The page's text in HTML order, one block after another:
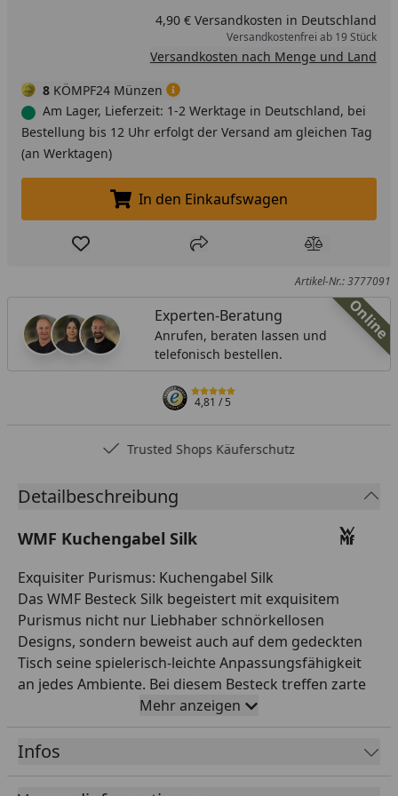
pflegeleicht, spülmaschinenfest, geschmacksneutral
und säurebeständig. · Spülmaschinenfest - WMF
gefertigt und zur mühelosen Reinigung
spülmaschinenfest.
4,90 € Versandkosten in Deutschland
Versandkostenfrei ab 19 Stück
Versandkosten nach Menge und Land
8 KÖMPF24 Münzen
Am Lager, Lieferzeit: 1-2 Werktage in Deutschland, bei
Bestellung bis 12 Uhr erfolgt der Versand am gleichen Tag
(an Werktagen)
In den Einkaufswagen legen
In den Einkaufswagen
Produkt zur Wunschliste hinzufügen
Teilen Produkt
Artikel-Nr.: 3777091
Online
Experten-Beratung
Anrufen, beraten lassen und
telefonisch bestellen.
4,81/ 5
Trusted Shops Käuferschutz
Detailbeschreibung
WMF Kuchengabel Silk
Exquisiter Purismus: Kuchengabel Silk
Das WMF Besteck Silk begeistert mit exquisitem
Purismus nicht nur Liebhaber schnörkellosen
Designs, sondern beweist auch auf dem gedeckten
Tisch seine spielerisch-leichte Anpassungsfähigkeit
an jedes Ambiente. Bei diesem Besteck treffen zarte
Formen auf eine leichte und geschmeidige
Ergonomie, während fließende Übergänge für
elegante Akzente und die unwiderstehlich
Haptik sorgen. Mit all der Erfahrung und
Mehr anzeigen
Infos